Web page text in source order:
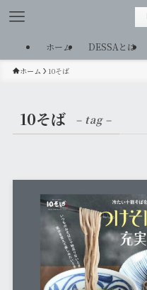
ホーム DESSAとは
ホーム 10そば
10そば – tag –